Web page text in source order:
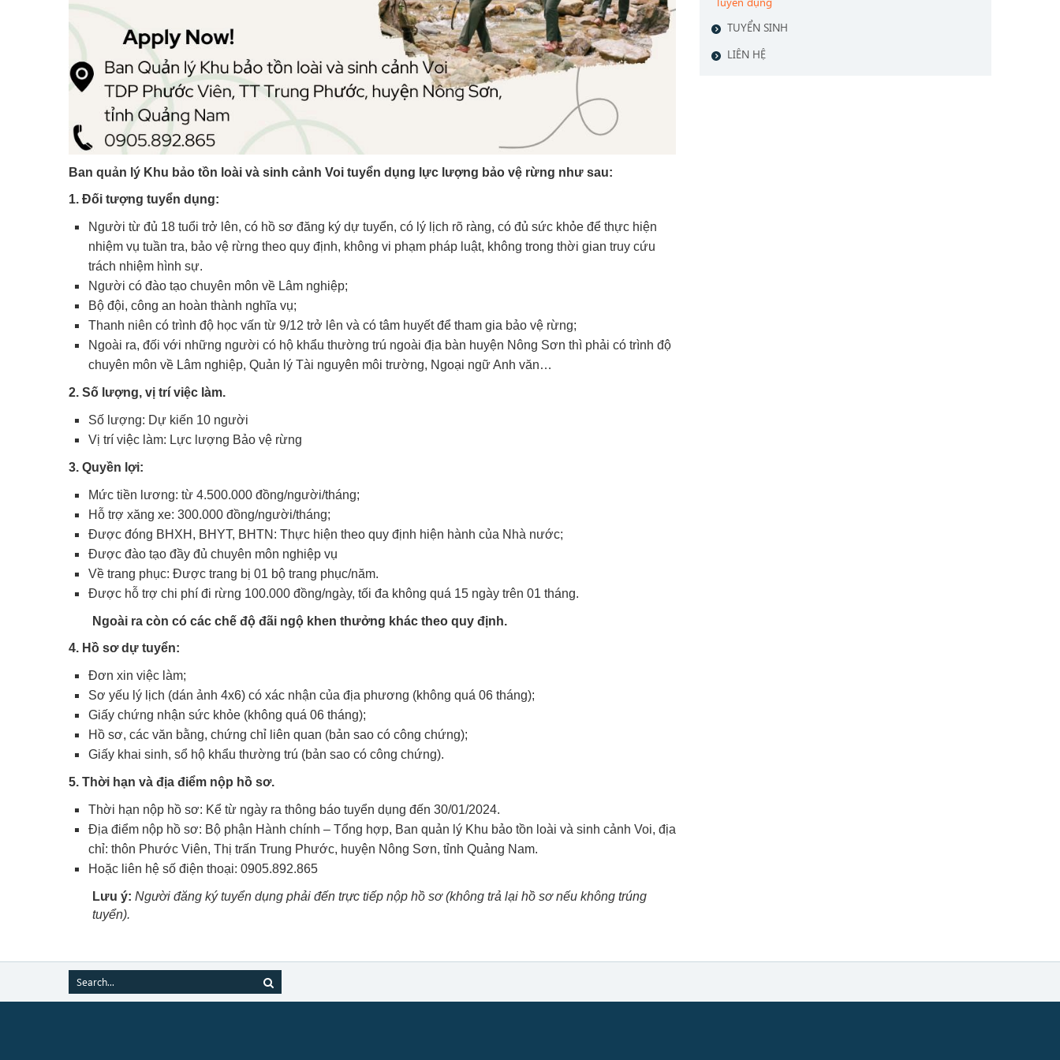
Ban quản lý Khu bảo tồn loài và sinh cảnh Voi tuyển dụng lực lượng bảo vệ rừng như sau:
1. Đối tượng tuyển dụng:
Người từ đủ 18 tuổi trở lên, có hồ sơ đăng ký dự tuyển, có lý lịch rõ ràng, có đủ sức khỏe để thực hiện
nhiệm vụ tuần tra, bảo vệ rừng theo quy định, không vi phạm pháp luật, không trong thời gian truy cứu
trách nhiệm hình sự.
Người có đào tạo chuyên môn về Lâm nghiệp;
Bộ đội, công an hoàn thành nghĩa vụ;
Thanh niên có trình độ học vấn từ 9/12 trở lên và có tâm huyết để tham gia bảo vệ rừng;
Ngoài ra, đối với những người có hộ khẩu thường trú ngoài địa bàn huyện Nông Sơn thì phải có trình độ
chuyên môn về Lâm nghiệp, Quản lý Tài nguyên môi trường, Ngoại ngữ Anh văn…
2. Số lượng, vị trí việc làm.
Số lượng: Dự kiến 10 người
Vị trí việc làm: Lực lượng Bảo vệ rừng
3. Quyền lợi:
Mức tiền lương: từ 4.500.000 đồng/người/tháng;
Hỗ trợ xăng xe: 300.000 đồng/người/tháng;
Được đóng BHXH, BHYT, BHTN: Thực hiện theo quy định hiện hành của Nhà nước;
Được đào tạo đầy đủ chuyên môn nghiệp vụ
Về trang phục: Được trang bị 01 bộ trang phục/năm.
Được hỗ trợ chi phí đi rừng 100.000 đồng/ngày, tối đa không quá 15 ngày trên 01 tháng.
Ngoài ra còn có các chế độ đãi ngộ khen thưởng khác theo quy định.
4. Hồ sơ dự tuyển:
Đơn xin việc làm;
Sơ yếu lý lịch (dán ảnh 4x6) có xác nhận của địa phương (không quá 06 tháng);
Giấy chứng nhận sức khỏe (không quá 06 tháng);
Hồ sơ, các văn bằng, chứng chỉ liên quan (bản sao có công chứng);
Giấy khai sinh, sổ hộ khẩu thường trú (bản sao có công chứng).
5. Thời hạn và địa điểm nộp hồ sơ.
Thời hạn nộp hồ sơ: Kể từ ngày ra thông báo tuyển dụng đến 30/01/2024.
Địa điểm nộp hồ sơ: Bộ phận Hành chính – Tổng hợp, Ban quản lý Khu bảo tồn loài và sinh cảnh Voi, địa
chỉ: thôn Phước Viên, Thị trấn Trung Phước, huyện Nông Sơn, tỉnh Quảng Nam.
Hoặc liên hệ số điện thoại: 0905.892.865
Lưu ý: Người đăng ký tuyển dụng phải đến trực tiếp nộp hồ sơ (không trả lại hồ sơ nếu không trúng
tuyển).
TUYỂN SINH
LIÊN HỆ